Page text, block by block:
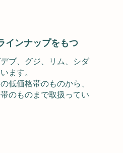
インナップをもつ
ブ、グジ、リム、シダ
ます。
低価格帯のものから、
のものまで取扱ってい